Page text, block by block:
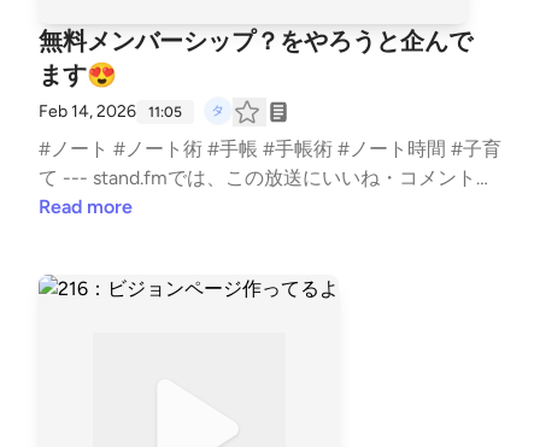
無料メンバーシップ？をやろうと企んで
ます😍
Feb 14, 2026 11:05
#ノート #ノート術 #手帳 #手帳術 #ノート時間 #子育
て --- stand.fmでは、この放送にいいね・コメント・
レター送信ができます。 https://stand.fm/channels/5
Read more